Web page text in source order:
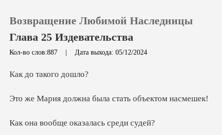
Пополнить
История чтения
Возвращение Любимой Наследницы
Глава 25 Издевательства
Кол-во слов:887 | Дата выхода: 05/12/2024
таког
жна была стать о
ще оказалась